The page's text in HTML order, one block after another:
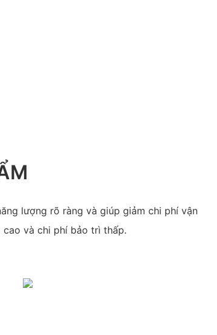
lượng rõ ràng và giúp giảm chi phí vận
cao và chi phí bảo trì thấp.